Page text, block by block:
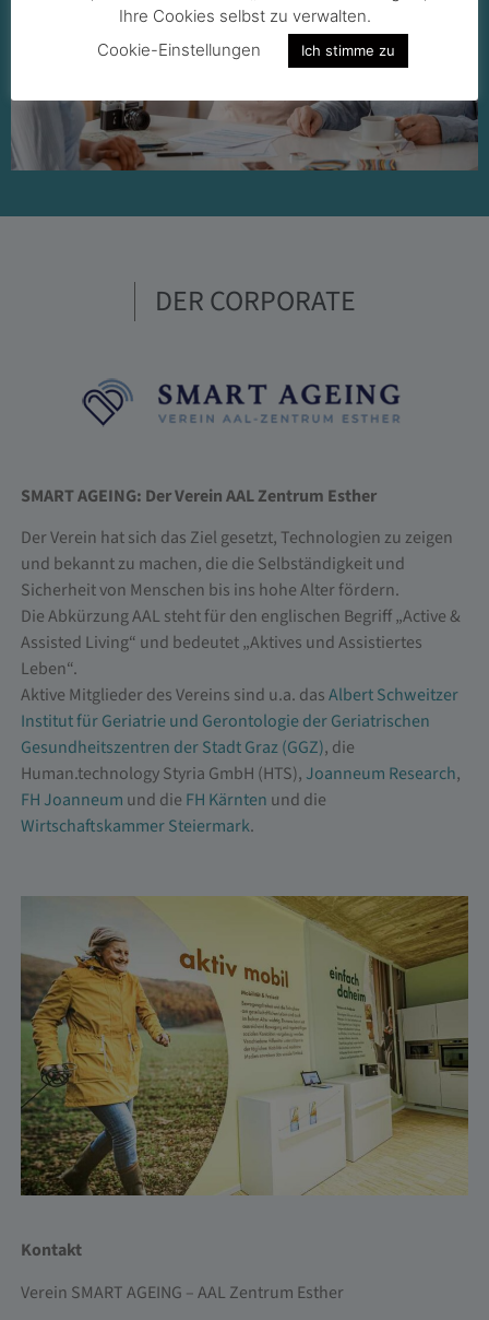
DER CORPORATE
SMART AGEING: Der Verein AAL Zentrum Esther
Der Verein hat sich das Ziel gesetzt, Technologien zu zeigen
und bekannt zu machen, die die Selbständigkeit und
Sicherheit von Menschen bis ins hohe Alter fördern.
Die Abkürzung AAL steht für den englischen Begriff „Active &
Assisted Living“ und bedeutet „Aktives und Assistiertes
Leben“.
Aktive Mitglieder des Vereins sind u.a. dasAlbert Schweitzer
Institut für Geriatrie und Gerontologie der Geriatrischen
Gesundheitszentren der Stadt Graz (GGZ), die
Human.technology Styria GmbH (HTS), Joanneum Research,
FH Joanneum und die FH Kärnten und die
Wirtschaftskammer Steiermark.
Kontakt
Verein SMART AGEING – AAL Zentrum Esther
Ihre Cookies selbst zu verwalten.
Cookie-Einstellungen
Ich stimme zu